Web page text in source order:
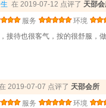
在 2019-07-12 点评了 天邵
服务 环境
接待也很客气，按的很舒服，
2019-07-07 点评了 天邵会所
服务 环境